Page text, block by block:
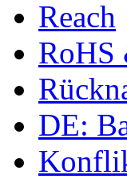
Reach
RoHS
DE: